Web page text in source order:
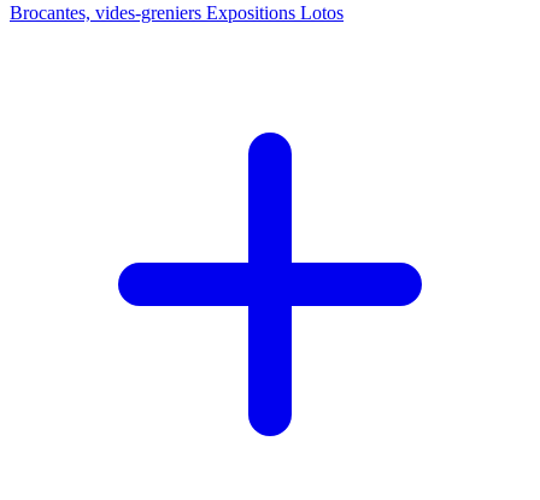
Brocantes, vides-greniers Expositions Lotos